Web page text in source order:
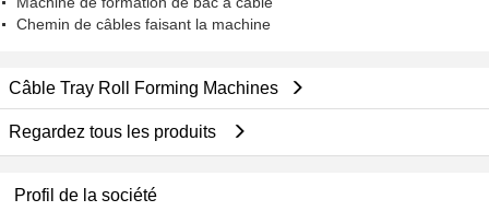
Chemin de câbles faisant la machine
Câble Tray Roll Forming Machines
Regardez tous les produits
Profil de la société